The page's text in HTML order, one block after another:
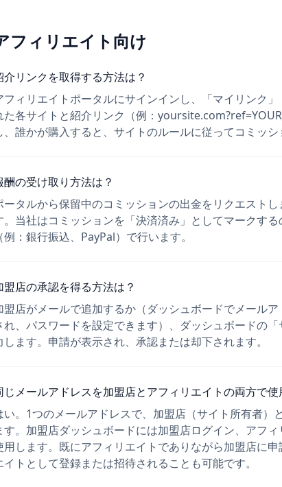
フィリエイト向け
介リンクを取得する方法は？
フィリエイトポータルにサインインし、「マイリンク
た各サイトと紹介リンク（例：
、誰かが購入すると、サイトのルールに従ってコミッシ
酬の受け取り方法は？
ータルから保留中のコミッションの出金をリクエスト
。当社はコミッションを「決済済み」としてマークす
（例：銀行振込、PayPal）で行います。
盟店の承認を得る方法は？
盟店がメールで追加するか（ダッシュボードでメール
れ、パスワードを設定できます）、ダッシュボードの
します。申請が表示され、承認または却下されます。
じメールアドレスを加盟店とアフィリエイトの両方で使
い。1つのメールアドレスで、加盟店（サイト所有者）
す。加盟店ダッシュボードには加盟店ログイン、アフ
用します。既にアフィリエイトでありながら加盟店に
イトとして登録または招待されることも可能です。